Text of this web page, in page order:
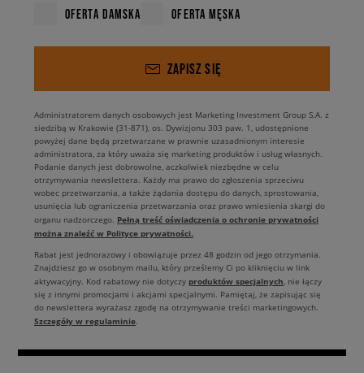
OFERTA DAMSKA OFERTA MĘSKA
ZAPISZ SIĘ
Administratorem danych osobowych jest Marketing Investment Group S.A. z
siedzibą w Krakowie (31-871), os. Dywizjonu 303 paw. 1, udostępnione
powyżej dane będą przetwarzane w prawnie uzasadnionym interesie
administratora, za który uważa się marketing produktów i usług własnych.
Podanie danych jest dobrowolne, aczkolwiek niezbędne w celu
otrzymywania newslettera. Każdy ma prawo do zgłoszenia sprzeciwu
wobec przetwarzania, a także żądania dostępu do danych, sprostowania,
usunięcia lub ograniczenia przetwarzania oraz prawo wniesienia skargi do
organu nadzorczego. Pełną treść oświadczenia o ochronie prywatności
można znaleźć w Polityce prywatności.
Rabat jest jednorazowy i obowiązuje przez 48 godzin od jego otrzymania.
Znajdziesz go w osobnym mailu, który prześlemy Ci po kliknięciu w link
aktywacyjny. Kod rabatowy nie dotyczy produktów specjalnych, nie łączy
się z innymi promocjami i akcjami specjalnymi. Pamiętaj, że zapisując się
do newslettera wyrażasz zgodę na otrzymywanie treści marketingowych.
Szczegóły w regulaminie.